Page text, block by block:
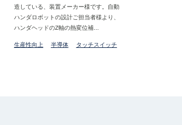
造している、装置メーカー様です。自動
ハンダロボットの設計ご担当者様より、
ハンダヘッドのZ軸の熱変位補...
生産性向上 半導体 タッチスイッチ